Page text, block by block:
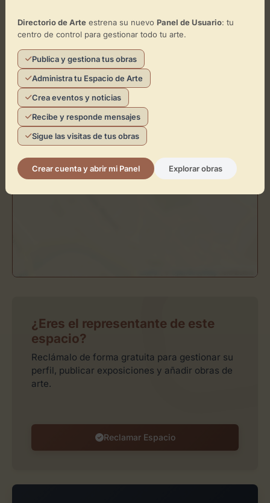
Cómo llegar
Patronato de la Alhambra y el Generalife
+
−
Toca el mapa para interactuar
Activar Mapa
¿Eres el representante de este
espacio?
Reclámalo de forma gratuita para gestionar su
perfil, publicar exposiciones y añadir obras de
arte.
Reclamar Espacio
Directorio de Arteestrena su nuevo Panel de Usuario: tu
centro de control para gestionar todo tu arte.
Publica y gestiona tus obras
Administra tu Espacio de Arte
Crea eventos y noticias
Recibe y responde mensajes
Sigue las visitas de tus obras
Crear cuenta y abrir mi Panel Explorar obras